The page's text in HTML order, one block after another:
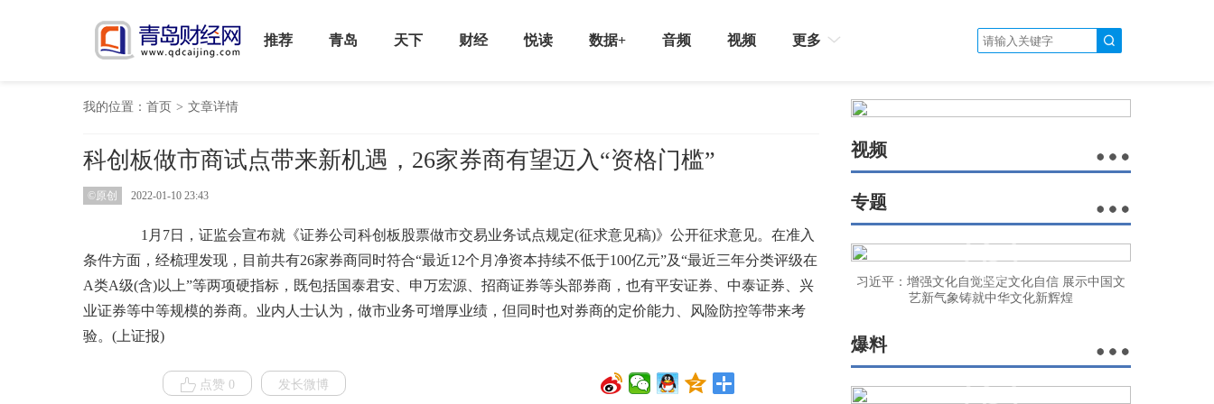
推荐 青岛 天下 财经 悦读 数据+ 音频 视频 更多
我的位置： 首页 > 文章详情
科创板做市商试点带来新机遇，26家券商有望迈入“资格门槛”
©原创 2022-01-10 23:43
1月7日，证监会宣布就《证券公司科创板股票做市交易业务试点规定(征求意见稿)》公开征求意见。在准入
条件方面，经梳理发现，目前共有26家券商同时符合“最近12个月净资本持续不低于100亿元”及“最近三年分类评级在
A类A级(含)以上”等两项硬指标，既包括国泰君安、申万宏源、招商证券等头部券商，也有平安证券、中泰证券、兴
业证券等中等规模的券商。业内人士认为，做市业务可增厚业绩，但同时也对券商的定价能力、风险防控等带来考
验。(上证报)
点赞 0 发长微博
视频
专题
习近平：增强文化自觉坚定文化自信 展示中国文
艺新气象铸就中华文化新辉煌
爆料